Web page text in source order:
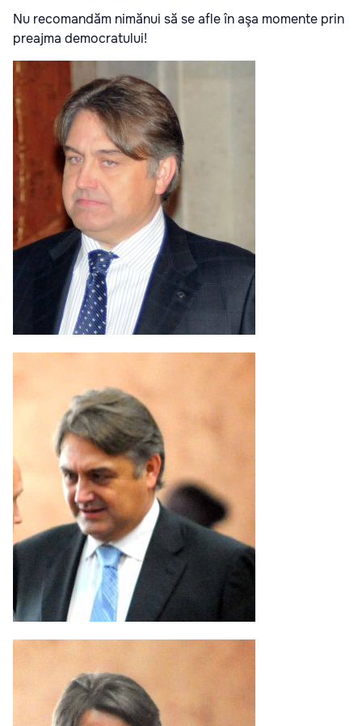
Nu recomandăm nimănui să se afle în aşa momente prin
preajma democratului!